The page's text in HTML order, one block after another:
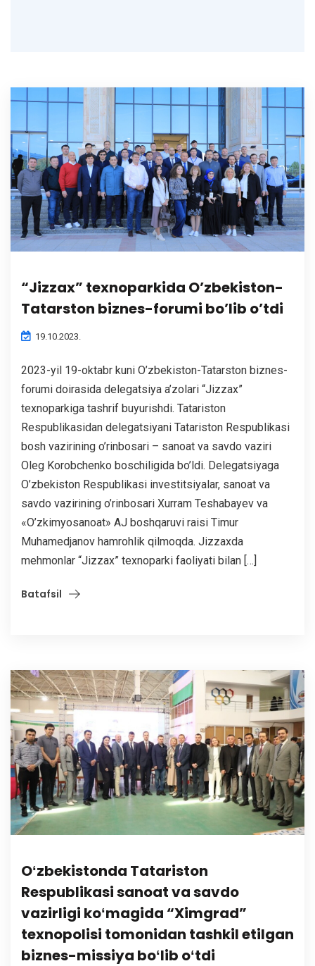
“Jizzax” texnoparkida O’zbekiston-
Tatarston biznes-forumi bo’lib o’tdi
19.10.2023.
2023-yil 19-oktabr kuni O’zbekiston-Tatarston biznes-
forumi doirasida delegatsiya a’zolari “Jizzax”
texnoparkiga tashrif buyurishdi. Tatariston
Respublikasidan delegatsiyani Tatariston Respublikasi
bosh vazirining o’rinbosari – sanoat va savdo vaziri
Oleg Korobchenko boschiligida bo’ldi. Delegatsiyaga
O’zbekiston Respublikasi investitsiyalar, sanoat va
savdo vazirining o’rinbosari Xurram Teshabayev va
«O’zkimyosanoat» AJ boshqaruvi raisi Timur
Muhamedjanov hamrohlik qilmoqda. Jizzaxda
mehmonlar “Jizzax” texnoparki faoliyati bilan […]
Batafsil
Oʻzbekistonda Tatariston
Respublikasi sanoat va savdo
vazirligi koʻmagida “Ximgrad”
texnopolisi tomonidan tashkil etilgan
biznes-missiya boʻlib oʻtdi